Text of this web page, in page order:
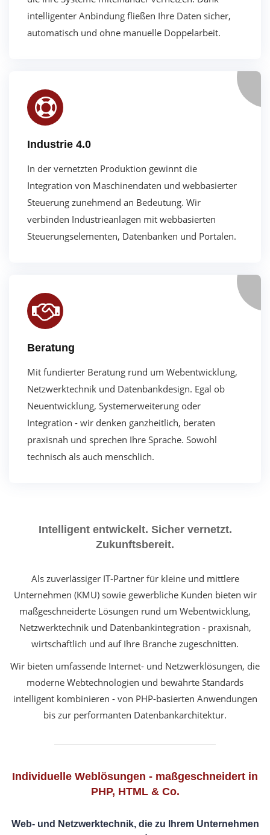
intelligenter Anbindung fließen Ihre Daten sicher,
automatisch und ohne manuelle Doppelarbeit.
Industrie 4.0
In der vernetzten Produktion gewinnt die
Integration von Maschinendaten und webbasierter
Steuerung zunehmend an Bedeutung. Wir
verbinden Industrieanlagen mit webbasierten
Steuerungselementen, Datenbanken und Portalen.
Beratung
Mit fundierter Beratung rund um Webentwicklung,
Netzwerktechnik und Datenbankdesign. Egal ob
Neuentwicklung, Systemerweiterung oder
Integration - wir denken ganzheitlich, beraten
praxisnah und sprechen Ihre Sprache. Sowohl
technisch als auch menschlich.
Intelligent entwickelt. Sicher vernetzt.
Zukunftsbereit.
Als zuverlässiger IT-Partner für kleine und mittlere
Unternehmen (KMU) sowie gewerbliche Kunden bieten wir
maßgeschneiderte Lösungen rund um Webentwicklung,
Netzwerktechnik und Datenbankintegration - praxisnah,
wirtschaftlich und auf Ihre Branche zugeschnitten.
Wir bieten umfassende Internet- und Netzwerklösungen, die
moderne Webtechnologien und bewährte Standards
intelligent kombinieren - von PHP-basierten Anwendungen
bis zur performanten Datenbankarchitektur.
Individuelle Weblösungen - maßgeschneidert in
PHP, HTML & Co.
Web- und Netzwerktechnik, die zu Ihrem Unternehmen